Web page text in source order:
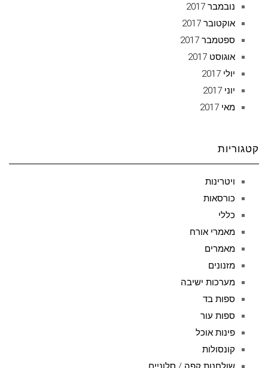
נובמבר 2017
אוקטובר 2017
ספטמבר 2017
אוגוסט 2017
יולי 2017
יוני 2017
מאי 2017
קטגוריות
ויטרינות
כורסאות
כללי
מאמרי אורח
מאמרים
מזנונים
מערכות ישיבה
ספות בד
ספות עור
פינות אוכל
קונסולות